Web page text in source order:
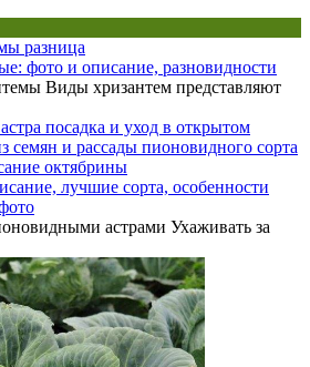
фото и описание, разновидности
Виды хризантем представляют
лучшие сорта, особенности
астрами Ухаживать за